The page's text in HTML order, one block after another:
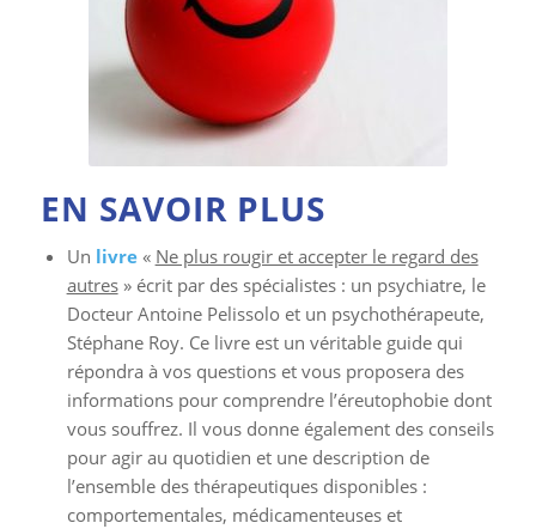
EN SAVOIR PLUS
Un livre« Ne plus rougir et accepter le regard des
autres» écrit par des spécialistes : un psychiatre, le
Docteur Antoine Pelissolo et un psychothérapeute,
Stéphane Roy. Ce livre est un véritable guide qui
répondra à vos questions et vous proposera des
informations pour comprendre l’éreutophobie dont
vous souffrez. Il vous donne également des conseils
pour agir au quotidien et une description de
l’ensemble des thérapeutiques disponibles :
comportementales, médicamenteuses et